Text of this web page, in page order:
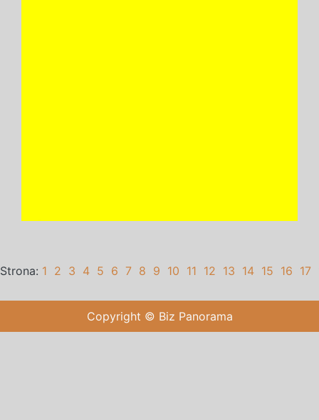
Strona: 1 2 3 4 5 6 7 8 9 10 11 12 13 14 15 16 17
Copyright © Biz Panorama